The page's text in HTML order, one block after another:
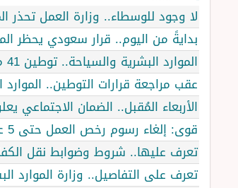
لا وجود للوسطاء.. وزارة العمل تحذر
بدايةً من اليوم.. قرار سعودي يحظر
الموارد البشرية والسياحة.. توطين 41 مهنة سياحية أهمها مديرو الفنادق والشركات
عقب مراجعة قرارات التوطين..
الأربعاء المُقبل.. الضمان
قوى: إلغاء رسوم رخص العمل حتى 5 عاملين في تلك المنشآت
تعرف عليها.. شروط وضوابط نقل
تعرف على التفاصيل.. وزارة الموارد